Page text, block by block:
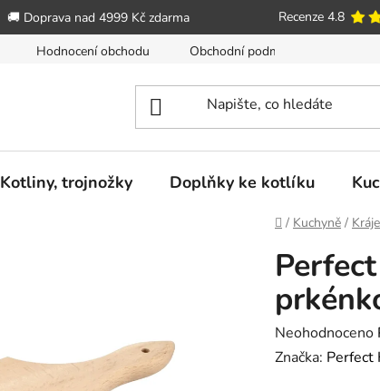
🚚 Doprava nad 4999 Kč zdarma Recenze 4.8
Hodnocení obchodu Obchodní podmínky
Kotliny, trojnožky Doplňky ke kotlíku
Domů
/ Kuchyně /
Průměrné
hodnocení
Neohodnoceno
Značka: Perfect